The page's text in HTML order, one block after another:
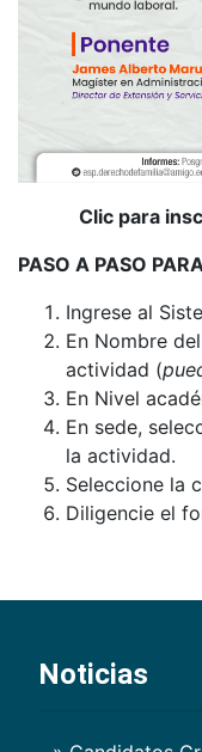
Clic para
PASO A PASO
Ingrese al
En Nombre
actividad (
En Nivel
En sede,
la actividad.
Seleccione la
Diligencie el
Noticias